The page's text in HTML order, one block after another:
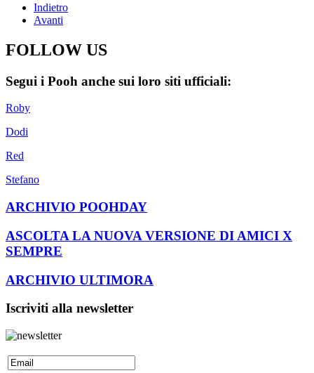
Indietro
Avanti
FOLLOW US
Segui i Pooh anche sui loro siti ufficiali:
Roby
Dodi
Red
Stefano
ARCHIVIO POOHDAY
ASCOLTA LA NUOVA VERSIONE DI AMICI X
SEMPRE
ARCHIVIO ULTIMORA
Iscriviti alla newsletter